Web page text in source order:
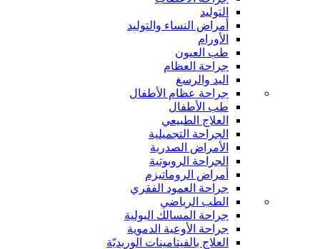
التوليد
أمراض النساء والتوليد
الأورام
طب العيون
جراحة العظام
اليد والرسغ
جراحة عظام الأطفال
طب الأطفال
العلاج الطبيعي
الجراحة التجميلية
الأمراض الصدرية
الجراحة الروبوتية
أمراض الروماتيزم
جراحة العمود الفقري
الطب الرياضي
جراحة المسالك البولية
جراحة الأوعية الدموية
العلاج بالفيتامينات الوريديّة